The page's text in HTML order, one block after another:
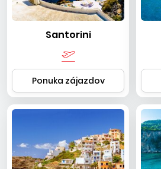
Santorini
Ponuka zájazdov